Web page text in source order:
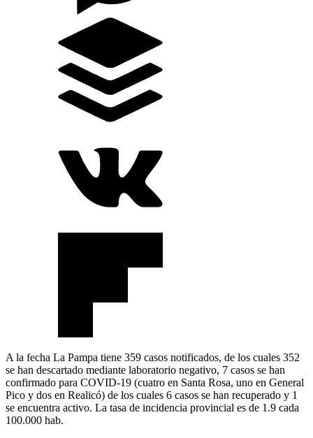
A la fecha La Pampa tiene 359 casos notificados, de los cuales 352
se han descartado mediante laboratorio negativo, 7 casos se han
confirmado para COVID-19 (cuatro en Santa Rosa, uno en General
Pico y dos en Realicó) de los cuales 6 casos se han recuperado y 1
se encuentra activo. La tasa de incidencia provincial es de 1.9 cada
100.000 hab.